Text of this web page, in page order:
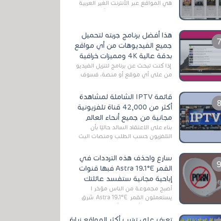
هي المواقع عبر الأنترنت الغير العربية
التي تقدم خدمة تحميل الأفلام على
هذا أفضل برنامج جربته لتحميل
جميع الفيديوهات من أي مواقع
بدقة عالية 4K ومميزات خرافية
إذا كنت تبحث عن برنامج لتنزيل الفيديو
من على أي موقع أو منصة، فسوف
الخاصة بالبرامج والتطبيقات في هذا
المج...
قائمة IPTV الشاملة لمشاهدة
أكثر من 42,000 قناة تلفزيونية
مجانية من جميع أنحاء العالم
بناءً على الاعتقاد السائد حاليًا بأن
التلفزيون حسب الطلب ومنصات البث
سارع واحذف هذه الترددات في
القمر Astra 19.1°E فبها قنوات
إباحية مجانية ستفسد عائلتك
أصبح مجموعة من الناس مؤخر ا
يستعملون القمر Astra 19.1°E شرق
قنوات مميزة جدا تنقل العديد من البرامج